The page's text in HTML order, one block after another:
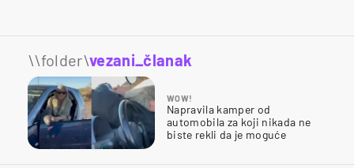
\\folder\vezani_članak
WOW!
Napravila kamper od
automobila za koji nikada ne
biste rekli da je moguće